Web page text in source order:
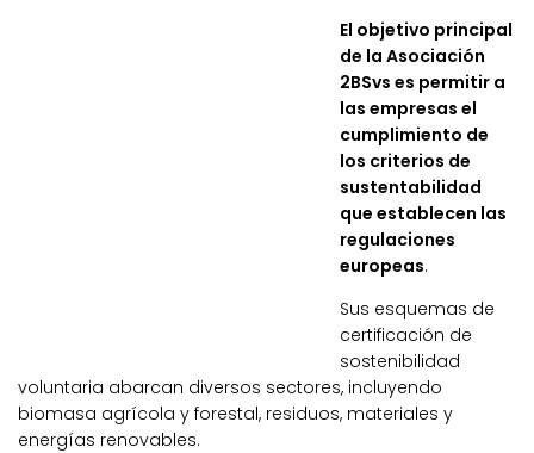
El objetivo principal
de la Asociación
2BSvs es permitir a
las empresas el
cumplimiento de
los criterios de
sustentabilidad
que establecen las
regulaciones
europeas.
Sus esquemas de
certificación de
sostenibilidad
voluntaria abarcan diversos sectores, incluyendo
biomasa agrícola y forestal, residuos, materiales y
energías renovables.